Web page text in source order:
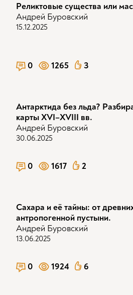
Реликтовые существа или
Андрей Буровский
15.12.2025
0 1265 3
Антарктида без льда?
карты XVI–XVIII вв.
Андрей Буровский
30.06.2025
0 1617 2
Сахара и её тайны: от
антропогенной пустыни.
Андрей Буровский
13.06.2025
0 1924 6